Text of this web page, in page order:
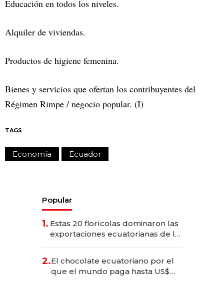
Educación en todos los niveles.
Alquiler de viviendas.
Productos de higiene femenina.
Bienes y servicios que ofertan los contribuyentes del
Régimen Rimpe / negocio popular. (I)
TAGS
Economía Ecuador
Popular
1. Estas 20 florícolas dominaron las
exportaciones ecuatorianas de la
2.El chocolate ecuatoriano por el
que el mundo paga hasta US$